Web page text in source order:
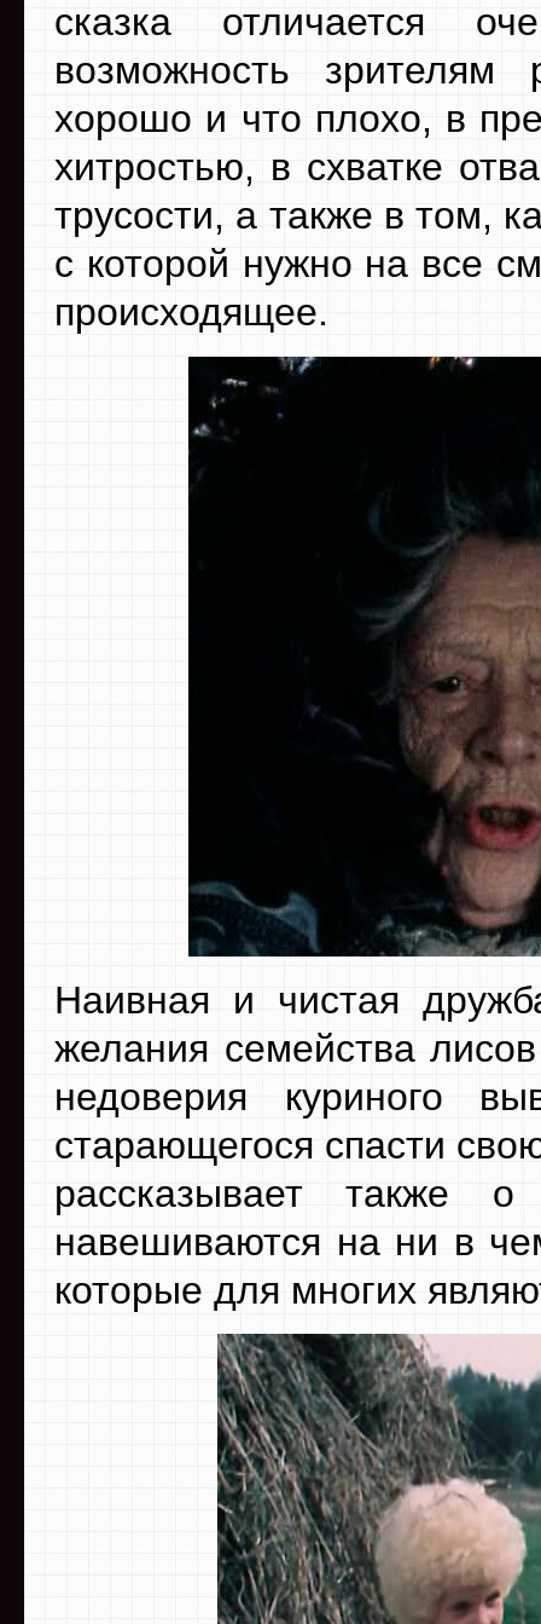
сказка отличается
возможность
хорошо и что плохо, в
хитростью, в схватке
трусости, а также в том,
с которой нужно на все
происходящее.
Наивная и чистая
желания семейства
недоверия куриного
старающегося спасти
рассказывает также
навешиваются на ни в
которые для многих